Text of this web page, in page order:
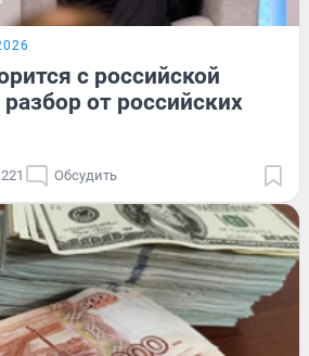
с российской
от российских
221 Обсудить